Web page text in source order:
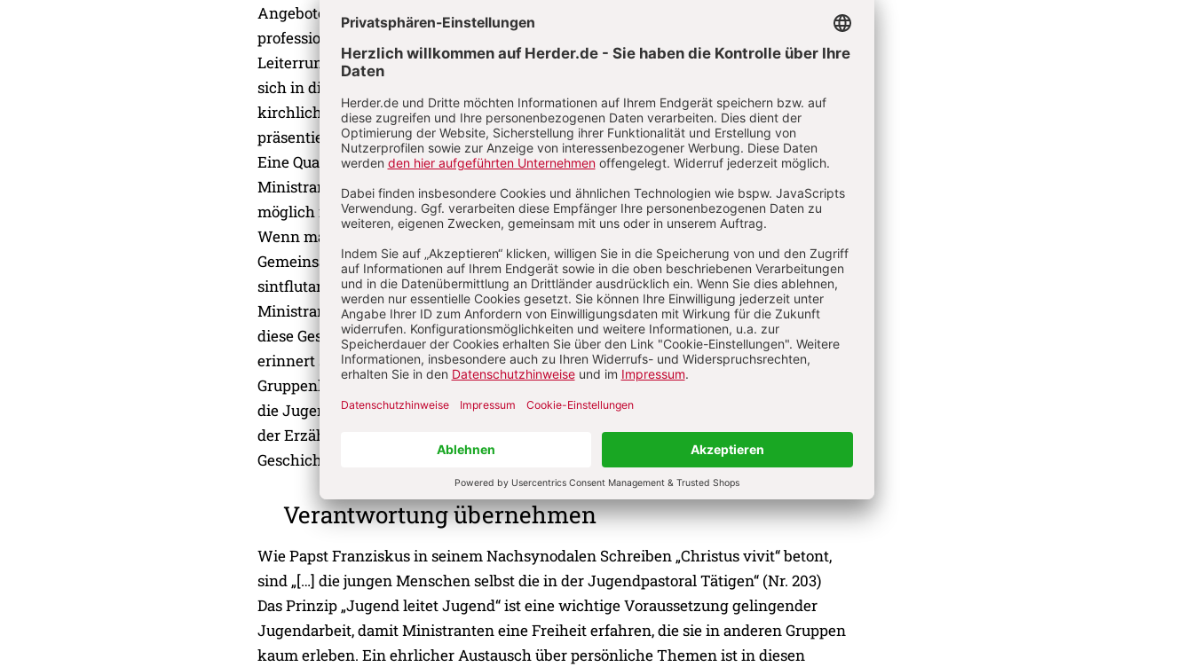
Angeboten freier Anbieter und der Vereine. Oft präsentieren sich diese
professionell. Um sich ihrer Bedeutung im Klaren zu sein, ziehen sich viele
Leiterrunden einmal im Jahr zur Klausur zurück. Verantwortliche vergewissern
sich in diesem Rahmen ihrer Stärken und arbeiten die ganz eigene Qualität
kirchlicher Gruppenarbeit heraus. Die Ergebnisse werden der Öffentlichkeit
präsentiert, z. B. durch Stellwände in den Kirchen oder Beiträge in Ortszeitungen.
Eine Qualität ist z. B. die überschaubare Gruppengröße. Dadurch können
Ministrantenleiter individueller auf die Kinder eingehen, als dies im Schulunterricht
möglich ist.
Wenn man sich nichts mehr zu sagen hat, dann zerfallen Beziehungen.
Gemeinsame Erlebnisse schaffen Geschichten. Noch viele Jahre nach dem
sintflutartigen Regenguss im Zeltlager, dem großen Schwitzen bei der
Ministrantenwallfahrt oder dem fast verpassten Flug zum Weltjugendtag werden
diese Geschichten erzählt und im Laufe der Zeit ausgeschmückt. Man lacht und
erinnert sich an die gemeinsam gemeisterte Krise. Dadurch entsteht Identität und
Gruppenkultur. Anekdoten entstehen bei nicht alltäglichen Unternehmungen, die
die Jugendlichen fordern. Jüngere Ministranten hören davon und wollen ein Teil
der Erzählung werden. Leiter sollten daher den Raum schaffen, dass diese
Geschichten weitergegeben und bewahrt werden.
Verantwortung übernehmen
Wie Papst Franziskus in seinem Nachsynodalen Schreiben „Christus vivit“ betont,
sind „[…] die jungen Menschen selbst die in der Jugendpastoral Tätigen“ (Nr. 203)
Das Prinzip „Jugend leitet Jugend“ ist eine wichtige Voraussetzung gelingender
Jugendarbeit, damit Ministranten eine Freiheit erfahren, die sie in anderen Gruppen
kaum erleben. Ein ehrlicher Austausch über persönliche Themen ist in diesen